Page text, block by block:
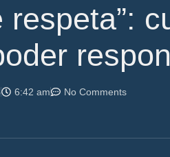
respeta”:
6:42 am No Comments